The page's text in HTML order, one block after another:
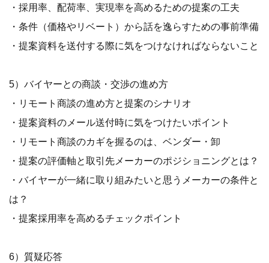
・採用率、配荷率、実現率を高めるための提案の工夫
・条件（価格やリベート）から話を逸らすための事前準備
・提案資料を送付する際に気をつけなければならないこと
5）バイヤーとの商談・交渉の進め方
・リモート商談の進め方と提案のシナリオ
・提案資料のメール送付時に気をつけたいポイント
・リモート商談のカギを握るのは、ベンダー・卸
・提案の評価軸と取引先メーカーのポジショニングとは？
・バイヤーが一緒に取り組みたいと思うメーカーの条件と
は？
・提案採用率を高めるチェックポイント
6）質疑応答